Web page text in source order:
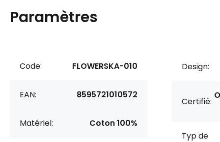
Paramètres
Code: FLOWERSKA-010
EAN: 8595721010572
Matériel: Coton 100%
Design:
Certifié:
Typ de